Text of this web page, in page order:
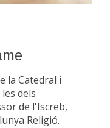
la Catedral i
dels
de l'Iscreb,
Religió.